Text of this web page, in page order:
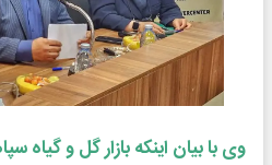
وی با بیان اینکه بازار گل و گیاه